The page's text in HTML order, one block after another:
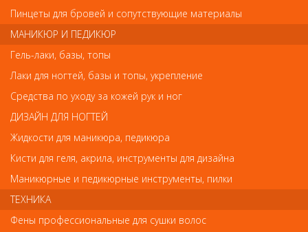
Комментарий
Имя
Обратите внимание
Пинцеты для бровей и сопутствующие материалы
МАНИКЮР И ПЕДИКЮР
Гель-лаки, базы, топы
Лаки для ногтей, базы и топы, укрепление
Средства по уходу за кожей рук и ног
ДИЗАЙН ДЛЯ НОГТЕЙ
Жидкости для маникюра, педикюра
Кисти для геля, акрила, инструменты для дизайна
Маникюрные и педикюрные инструменты, пилки
ТЕХНИКА
Фены профессиональные для сушки волос